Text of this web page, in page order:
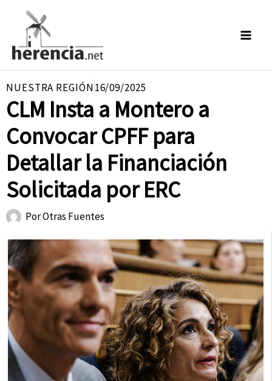
contenido
NUESTRA REGIÓN16/09/2025
CLM Insta a Montero a
Convocar CPFF para
Detallar la Financiación
Solicitada por ERC
PorOtras Fuentes